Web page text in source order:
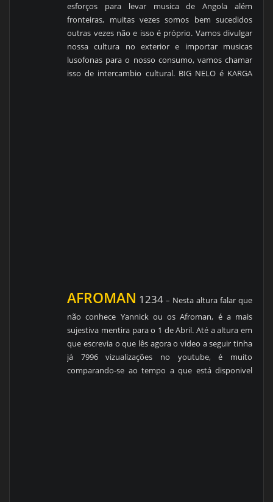
esforços para levar musica de Angola além
fronteiras, muitas vezes somos bem sucedidos
outras vezes não e isso é próprio. Vamos divulgar
nossa cultura no exterior e importar musicas
lusofonas para o nosso consumo, vamos chamar
isso de intercambio cultural. BIG NELO é KARGA
AFROMAN 1234 – Nesta altura falar que
não conhece Yannick ou os Afroman, é a mais
sujestiva mentira para o 1 de Abril. Até a altura em
que escrevia o que lês agora o video a seguir tinha
já 7996 vizualizações no youtube, é muito
comparando-se ao tempo a que está disponivel